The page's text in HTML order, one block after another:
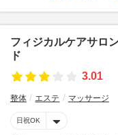
フィジカルケアサロ
ド
3.01
整体 エステ マッサージ
日祝OK